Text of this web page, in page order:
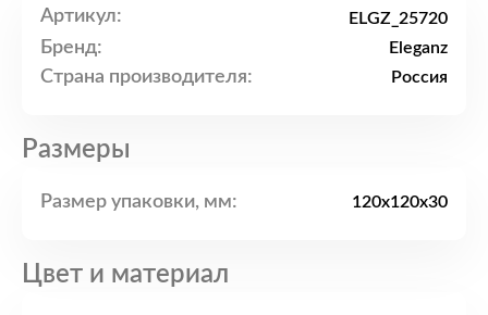
Артикул: ELGZ_25720
Бренд: Eleganz
Страна производителя: Россия
Размеры
Размер упаковки, мм: 120x120x30
Цвет и материал